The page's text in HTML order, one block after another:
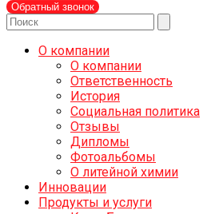
Обратный звонок
О компании
О компании
Ответственность
История
Социальная политика
Отзывы
Дипломы
Фотоальбомы
О литейной химии
Инновации
Продукты и услуги